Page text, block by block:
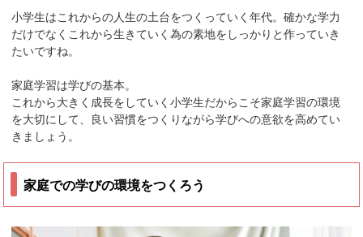
小学生はこれからの人生の土台をつくっていく年代。確かな学力
だけでなくこれから生きていく為の素地をしっかりと作っていき
たいですね。
家庭学習は学びの基本。
これから大きく成長をしていく小学生だからこそ家庭学習の環境
を大切にして、良い習慣をつくりながら学びへの意欲を高めてい
きましょう。
家庭での学びの環境をつくろう